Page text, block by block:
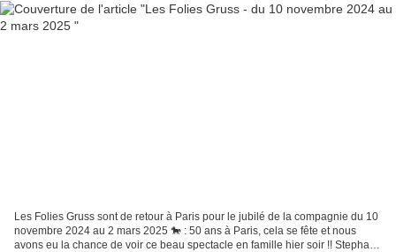
Les Folies Gruss sont de retour à Paris pour le jubilé de la compagnie du 10
novembre 2024 au 2 mars 2025 🐎 : 50 ans à Paris, cela se fête et nous
avons eu la chance de voir ce beau spectacle en famille hier soir !! Stephan